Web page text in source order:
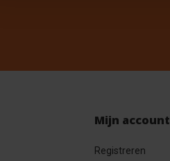
Mijn account
Registreren